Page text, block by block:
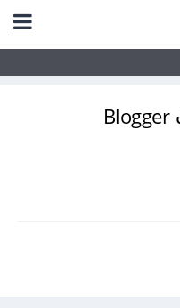
مقارنة شاملة بين مدونات Blogger